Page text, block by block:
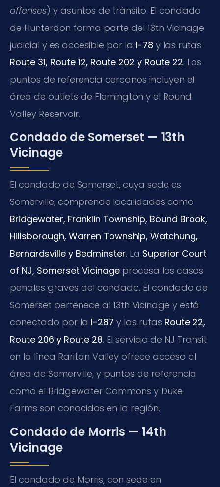
offenses) y asuntos de tránsito. El condado
de Hunterdon forma parte del 13th Vicinage
judicial y es accesible por la I-78 y las rutas
Route 31, Route 12, Route 202 y Route 22. Los
puntos de referencia cercanos incluyen el
área de outlets de Flemington y el Round
Valley Reservoir.
Condado de Somerset — 13th
Vicinage
El condado de Somerset, cuya sede es
Somerville, comprende localidades como
Bridgewater, Franklin Township, Bound Brook,
Hillsborough, Warren Township, Watchung,
Bernardsville y Bedminster. La Superior Court
of NJ, Somerset Vicinage procesa los casos
penales graves del condado. El condado de
Somerset pertenece al 13th Vicinage y está
conectado por la I-287 y las rutas Route 22,
Route 206 y Route 28. El servicio de NJ Transit
en la línea Raritan Valley ofrece acceso al
área de Somerville, y puntos de referencia
como el Bridgewater Commons y Duke
Farms son conocidos en la región.
Condado de Morris — 14th
Vicinage
El condado de Morris, con sede en